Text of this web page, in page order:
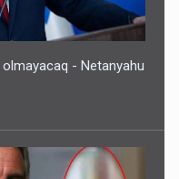
bu şou ilə qatır
- Netanyahu